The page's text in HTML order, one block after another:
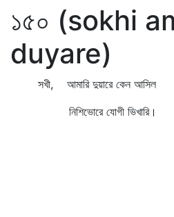
১৫০ (sokhi
duyare)
সখী, আমারি দুয়ারে কেন আসিল
নিশিভোরে যোগী ভিখারি।